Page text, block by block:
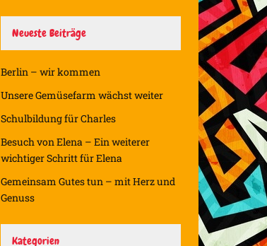
Neueste Beiträge
Berlin – wir kommen
Unsere Gemüsefarm wächst weiter
Schulbildung für Charles
Besuch von Elena – Ein weiterer
wichtiger Schritt für Elena
Gemeinsam Gutes tun – mit Herz und
Genuss
Kategorien